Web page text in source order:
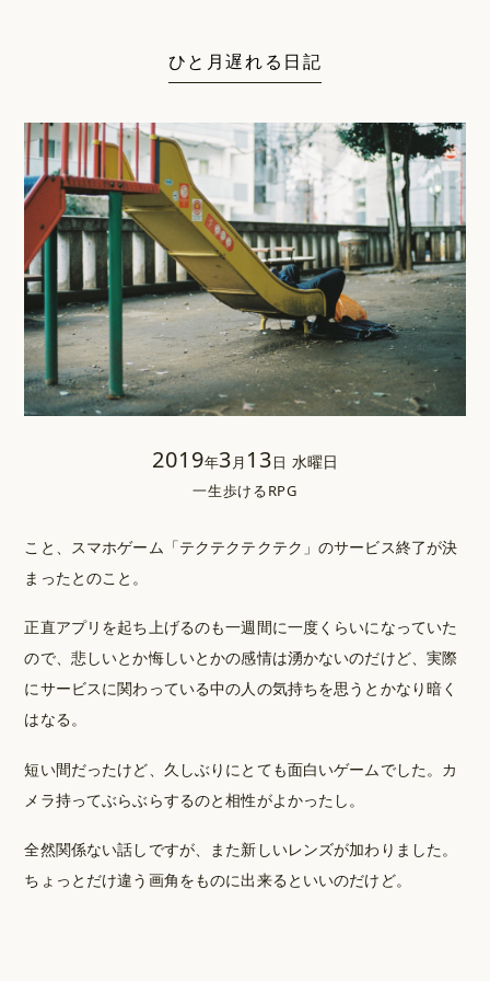
ひと月遅れる日記
2019年3月 13日 水曜日
一生歩けるRPG
こと、スマホゲーム「テクテクテクテク」のサービス終了が決
まったとのこと。
正直アプリを起ち上げるのも一週間に一度くらいになっていた
ので、悲しいとか悔しいとかの感情は湧かないのだけど、実際
にサービスに関わっている中の人の気持ちを思うとかなり暗く
はなる。
短い間だったけど、久しぶりにとても面白いゲームでした。カ
メラ持ってぶらぶらするのと相性がよかったし。
全然関係ない話しですが、また新しいレンズが加わりました。
ちょっとだけ違う画角をものに出来るといいのだけど。